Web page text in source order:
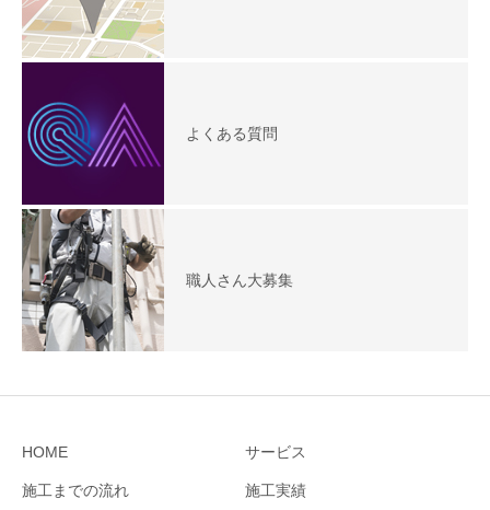
よくある質問
職人さん大募集
HOME サービス
施工までの流れ 施工実績